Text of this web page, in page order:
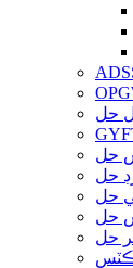
حل
حل
حل
حل
حل
حل